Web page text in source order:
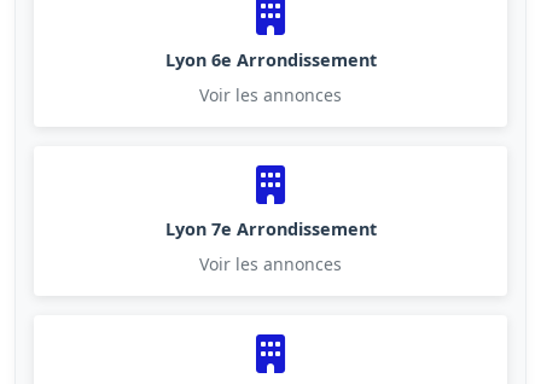
Lyon 6e Arrondissement
Voir les annonces
Lyon 7e Arrondissement
Voir les annonces